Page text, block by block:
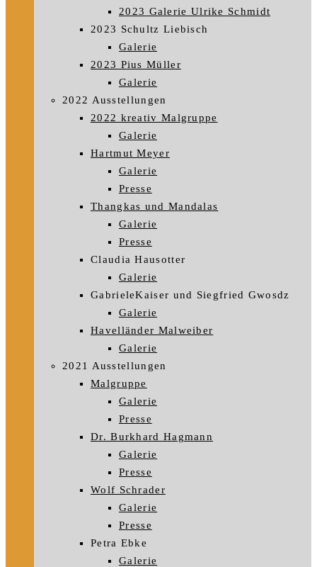
2023 Galerie Ulrike Schmidt
2023 Schultz Liebisch
Galerie
2023 Pius Müller
Galerie
2022 Ausstellungen
2022 kreativ Malgruppe
Galerie
Hartmut Meyer
Galerie
Presse
Thangkas und Mandalas
Galerie
Presse
Claudia Hausotter
Galerie
GabrieleKaiser und Siegfried Gwosdz
Galerie
Havelländer Malweiber
Galerie
2021 Ausstellungen
Malgruppe
Galerie
Presse
Dr. Burkhard Hagmann
Galerie
Presse
Wolf Schrader
Galerie
Presse
Petra Ebke
Galerie